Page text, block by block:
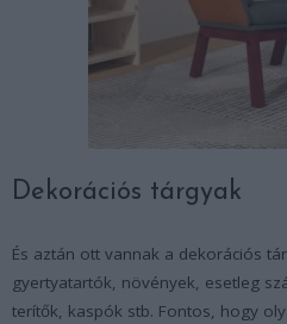
Dekorációs tárgyak
És aztán ott vannak a dekorációs
gyertyatartók, növények, esetleg
terítők, kaspók stb. Fontos, hogy